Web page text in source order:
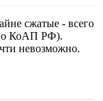
сжатые - всего
КоАП РФ).
невозможно.